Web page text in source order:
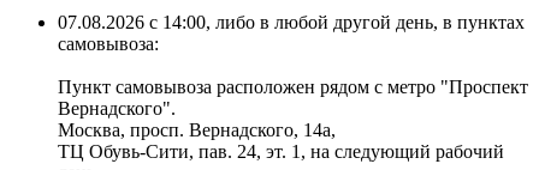
07.08.2026 с 14:00, либо в любой другой день, в пунктах
самовывоза:
Пункт самовывоза расположен рядом с метро "Проспект
Вернадского".
Москва, просп. Вернадского, 14а,
ТЦ Обувь-Сити, пав. 24, эт. 1, на следующий рабочий